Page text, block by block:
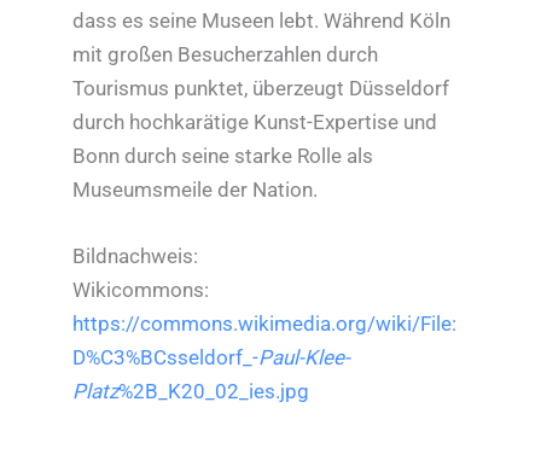
dass es seine Museen lebt. Während Köln
mit großen Besucherzahlen durch
Tourismus punktet, überzeugt Düsseldorf
durch hochkarätige Kunst-Expertise und
Bonn durch seine starke Rolle als
Museumsmeile der Nation.
Bildnachweis:
Wikicommons:
https://commons.wikimedia.org/wiki/File:
D%C3%BCsseldorf_-Paul-Klee-
Platz%2B_K20_02_ies.jpg